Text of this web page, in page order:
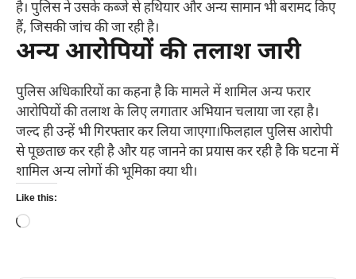
है। पुलिस ने उसके कब्जे से हथियार और अन्य सामान भी बरामद किए
हैं, जिसकी जांच की जा रही है।
अन्य आरोपियों की तलाश जारी
पुलिस अधिकारियों का कहना है कि मामले में शामिल अन्य फरार
आरोपियों की तलाश के लिए लगातार अभियान चलाया जा रहा है।
जल्द ही उन्हें भी गिरफ्तार कर लिया जाएगा।फिलहाल पुलिस आरोपी
से पूछताछ कर रही है और यह जानने का प्रयास कर रही है कि घटना में
शामिल अन्य लोगों की भूमिका क्या थी।
Like this:
Loading…